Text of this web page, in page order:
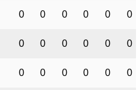
0 0 0 0 0 0
0 0 0 0 0 0
0 0 0 0 0 0